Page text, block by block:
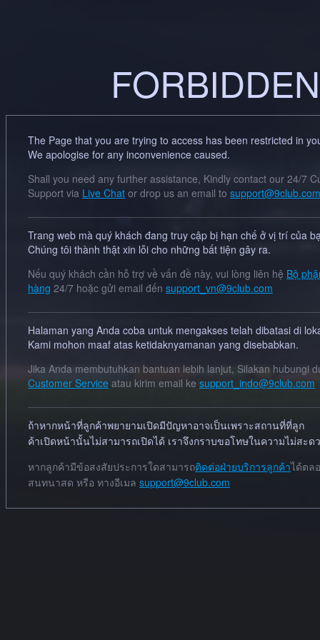
The Page that you are trying to access has been restricted in
We apologise for any inconvenience caused.
Shall you need any further assistance, Kindly contact our 24/7
Support via Live Chat or drop us an email to support@9club.com
Trang web mà quý khách đang truy cập bị hạn chế ở vị trí của
Chúng tôi thành thật xin lỗi cho những bất tiện gây ra.
Nếu quý khách cần hỗ trợ về vấn đề này, vui lòng liên hệ Bộ
hàng 24/7 hoặc gửi email đến support_vn@9club.com
Halaman yang Anda coba untuk mengakses telah dibatasi di
Kami mohon maaf atas ketidaknyamanan yang disebabkan.
Jika Anda membutuhkan bantuan lebih lanjut, Silakan hubungi
Customer Service atau kirim email ke support_indo@9club.com
ถ้าหากหน้าที่ลูกค้าพยายามเปิดมีปัญหาอาจเป็นเพราะสถานที่ที่ลูก
ค้าเปิดหน้านั้นไม่สามารถเปิดได้ เราจึงกราบขอโทษในความไม่สะ
หากลูกค้ามีข้อสงสัยประการใดสามารถติดต่อฝ่ายบริการลูกค้าได้ตล
สนทนาสด หรือ ทางอีเมล support@9club.com